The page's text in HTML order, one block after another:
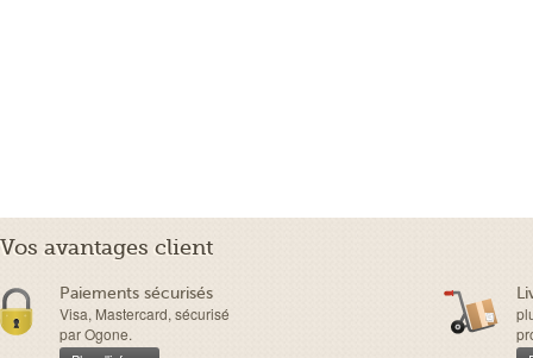
Vos avantages client
Paiements sécurisés
Visa, Mastercard, sécurisé
par Ogone.